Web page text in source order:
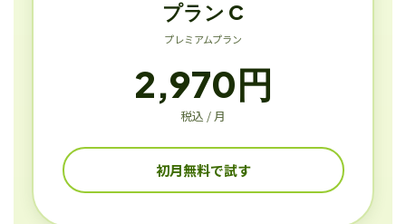
プラン C
プレミアムプラン
2,970円
税込 / 月
初月無料で試す